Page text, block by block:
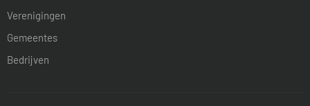
Verenigingen
Gemeentes
Bedrijven